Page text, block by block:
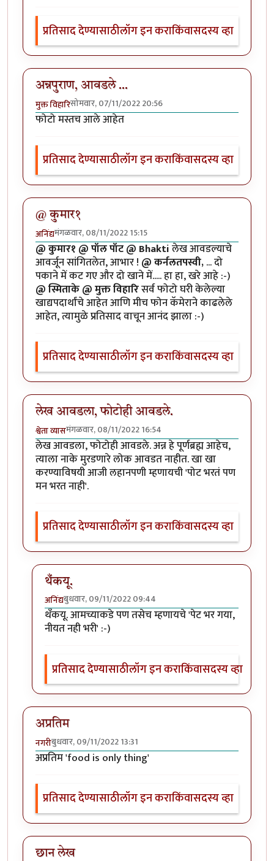
प्रतिसाद देण्यासाठीलॉग इन कराकिंवासदस्य व्हा
अन्नपुराण, आवडले ...
मुक्त विहारिसोमवार, 07/11/2022 20:56
फोटो मस्तच आले आहेत
प्रतिसाद देण्यासाठीलॉग इन कराकिंवासदस्य व्हा
@ कुमार१
अनिंद्यमंगळवार, 08/11/2022 15:15
@ कुमार१ @ पॉल पॉट @ Bhaktiलेख आवडल्याचे
आवर्जून सांगितलेत, आभार ! @ कर्नलतपस्वी,... दो
पकाने में कट गए और दो खाने में..... हा हा, खरे आहे :-)
@ स्मिताके @ मुक्त विहारिसर्व फोटो घरी केलेल्या
खाद्यपदार्थांचे आहेत आणि मीच फोन कॅमेराने काढलेले
आहेत, त्यामुळे प्रतिसाद वाचून आनंद झाला :-)
प्रतिसाद देण्यासाठीलॉग इन कराकिंवासदस्य व्हा
लेख आवडला, फोटोही आवडले.
श्वेता व्यासमंगळवार, 08/11/2022 16:54
लेख आवडला, फोटोही आवडले. अन्न हे पूर्णब्रह्म आहेच,
त्याला नाके मुरडणारे लोक आवडत नाहीत. खा खा
करण्याविषयी आजी लहानपणी म्हणायची 'पोट भरतं पण
मन भरत नाही'.
प्रतिसाद देण्यासाठीलॉग इन कराकिंवासदस्य व्हा
थँकयू.
अनिंद्यबुधवार, 09/11/2022 09:44
In reply toलेख आवडला, फोटोही आवडले.byश्वेता व्यास
थँकयू. आमच्याकडे पण तसेच म्हणायचे 'पेट भर गया,
नीयत नही भरी' :-)
प्रतिसाद देण्यासाठीलॉग इन कराकिंवासदस्य व्हा
अप्रतिम
नगरीबुधवार, 09/11/2022 13:31
अप्रतिम 'food is only thing'
प्रतिसाद देण्यासाठीलॉग इन कराकिंवासदस्य व्हा
छान लेख